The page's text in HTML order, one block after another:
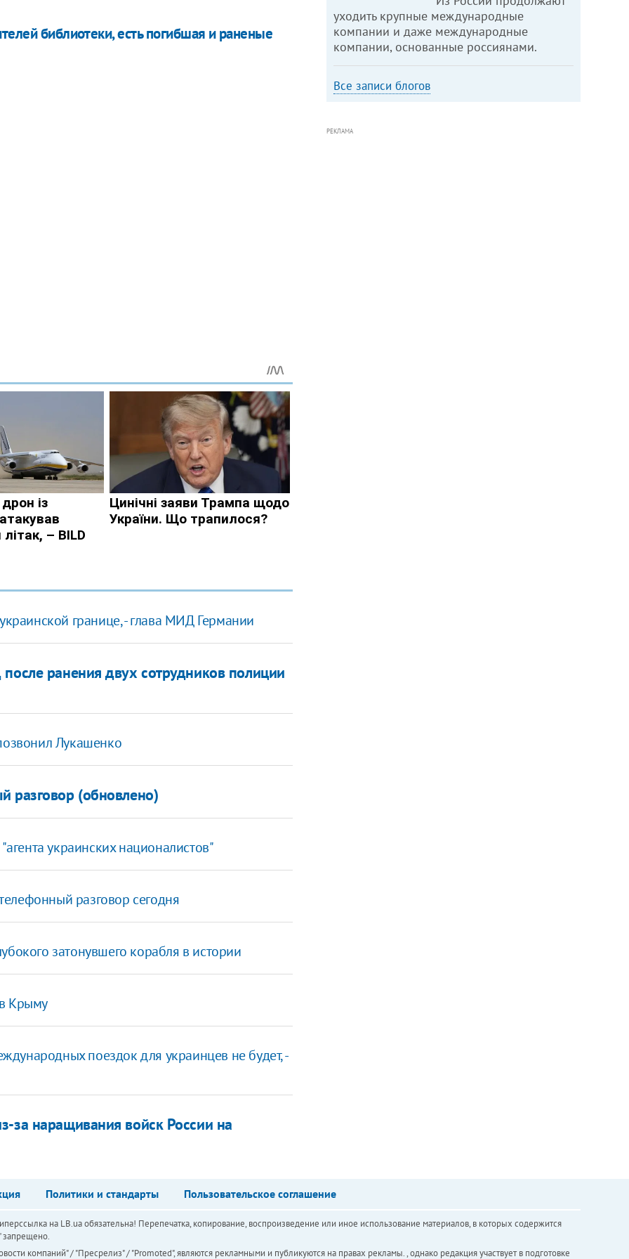
библиотеки, есть погибшая и раненые
границе, - глава МИД Германии
ранения двух сотрудников полиции
Лукашенко
разговор (обновлено)
украинских националистов"
разговор сегодня
затонувшего корабля в истории
Крыму
поездок для украинцев не будет, -
за наращивания войск России на
уходить крупные международные
компании и даже международные
компании, основанные россиянами.
Все записи блогов
РЕКЛАМА
Политики и стандарты Пользовательское соглашение
на LB.ua обязательна! Перепечатка, копирование, воспроизведение или иное использование материалов, в которых содержится
запрещено.
компаний" / "Пресрелиз" / "Promoted", являются рекламными и публикуются на правах рекламы. , однако редакция участвует в подготовке